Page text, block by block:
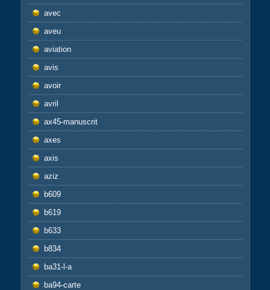
avec
aveu
aviation
avis
avoir
avril
ax45-manuscrit
axes
axis
aziz
b609
b619
b633
b834
ba31-l-a
ba94-carte